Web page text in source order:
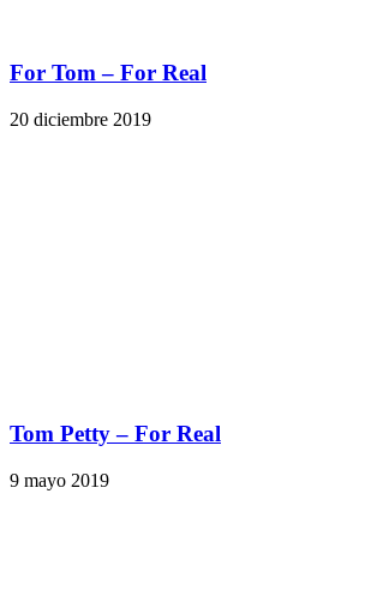
For Tom – For Real
20 diciembre 2019
Tom Petty – For Real
9 mayo 2019